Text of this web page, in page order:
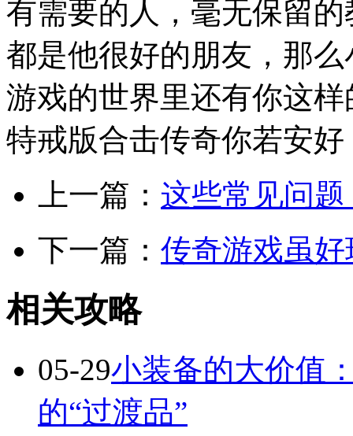
有需要的人，毫无保留
都是他很好的朋友，那
游戏的世界里还有你这
特戒版合击传奇你若安
上一篇： 这些常见问
下一篇： 传奇游戏虽
相关攻略
05-29小装备的大价值
的“过渡品”